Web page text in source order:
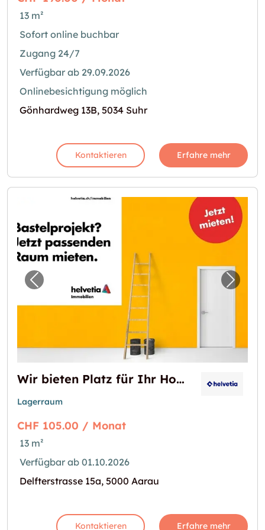
13 m²
Sofort online buchbar
Zugang 24/7
Verfügbar ab 29.09.2026
Onlinebesichtigung möglich
Gönhardweg 13B, 5034 Suhr
Kontaktieren Erfahre mehr
Vorheriges Bild für "Wir bieten Platz für Ihr
Wir bieten Platz für Ihr Hobby!
Lagerraum
CHF 105.00 / Monat
13 m²
Verfügbar ab 01.10.2026
Delfterstrasse 15a, 5000 Aarau
Kontaktieren Erfahre mehr